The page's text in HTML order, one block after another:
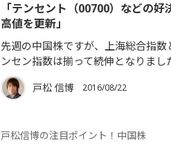
「テンセント（00700）などの
高値を更新」
先週の中国株ですが、上海総合指
ンセン指数は揃って続伸となりまし
戸松 信博 2016/08/22
戸松信博の注目ポイント！中国株